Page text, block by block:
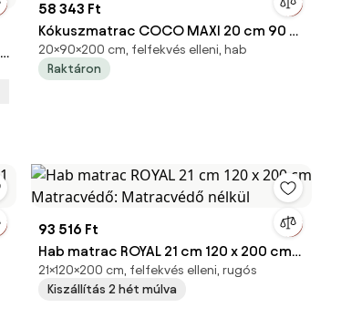
58 343 Ft
Kókuszmatrac COCO MAXI 20 cm 90 x
200 cm Matracvédő: Matracvédő
nélkül
20×90×200 cm, felfekvés elleni, hab
Raktáron
93 516 Ft
Hab matrac ROYAL 21 cm 120 x 200 cm
Matracvédő: Matracvédő nélkül
21×120×200 cm, felfekvés elleni, rugós
Kiszállítás 2 hét múlva